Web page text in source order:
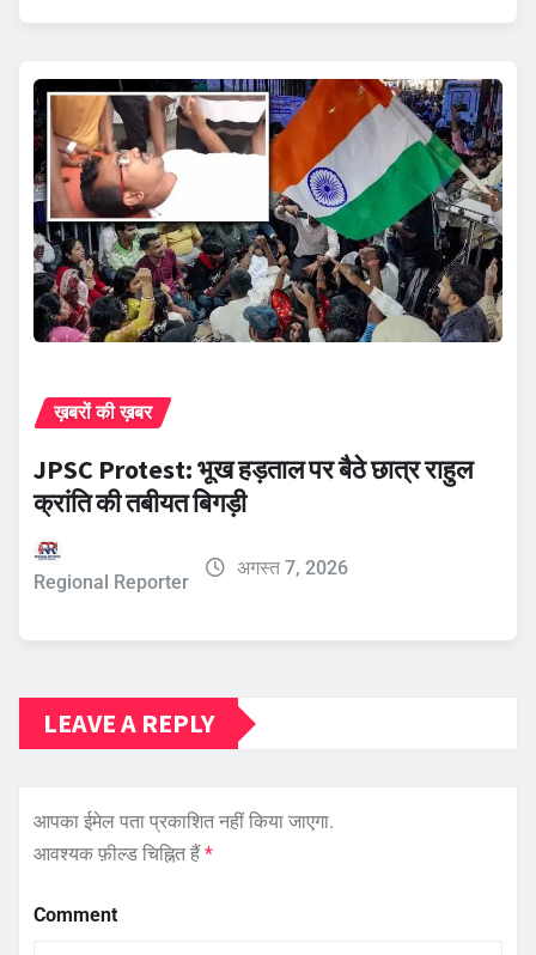
ख़बरों की ख़बर
JPSC Protest: भूख हड़ताल पर बैठे छात्र राहुल
क्रांति की तबीयत बिगड़ी
Regional Reporter
अगस्त 7, 2026
LEAVE A REPLY
आपका ईमेल पता प्रकाशित नहीं किया जाएगा.
आवश्यक फ़ील्ड चिह्नित हैं*
Comment